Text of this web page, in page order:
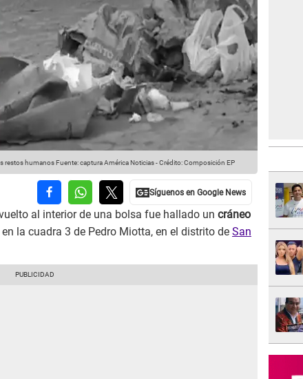
restos humanos Fuente: captura América Noticias-Crédito: Composición EP
al interior de una bolsa fue hallado un cráneo
la cuadra 3 de Pedro Miotta, en el distrito de San